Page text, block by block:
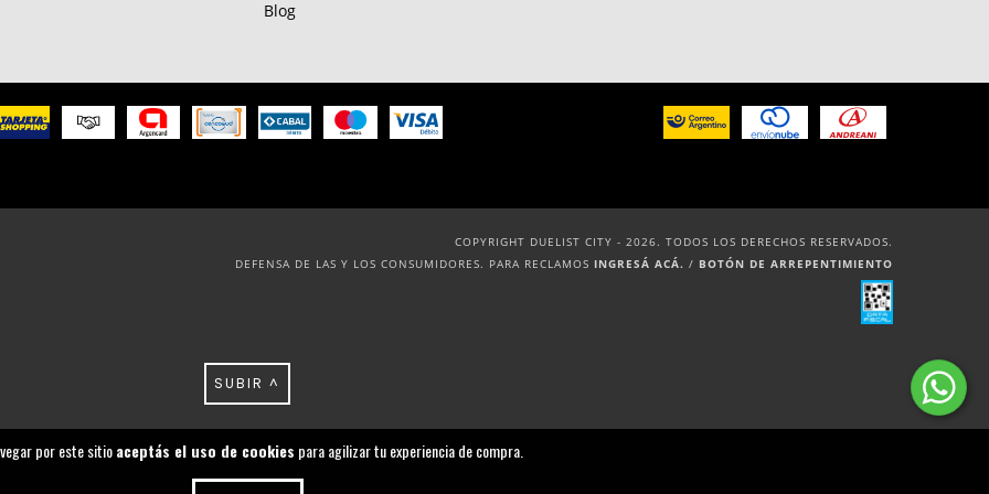
por este sitioaceptás el uso de cookies para agilizar tu experiencia de compra.
Blog
COPYRIGHT DUELIST CITY - 2026. TODOS LOS DERECHOS RESERVADOS.
DEFENSA DE LAS Y LOS CONSUMIDORES. PARA RECLAMOS INGRESÁ ACÁ. / BOTÓN DE ARREPENTIMIENTO
SUBIR ^